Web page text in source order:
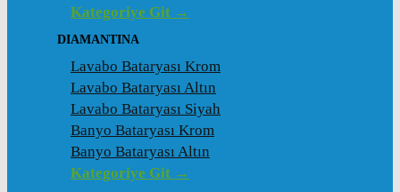
Kategoriye Git →
DIAMANTINA
Lavabo Bataryası Krom
Lavabo Bataryası Altın
Lavabo Bataryası Siyah
Banyo Bataryası Krom
Banyo Bataryası Altın
Kategoriye Git →